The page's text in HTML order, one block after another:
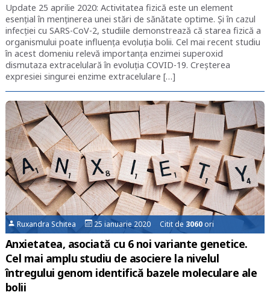
Update 25 aprilie 2020: Activitatea fizică este un element
esențial în menținerea unei stări de sănătate optime. Și în cazul
infecției cu SARS-CoV-2, studiile demonstrează că starea fizică a
organismului poate influența evoluția bolii. Cel mai recent studiu
în acest domeniu relevă importanța enzimei superoxid
dismutaza extracelulară în evoluția COVID-19. Creșterea
expresiei singurei enzime extracelulare […]
Ruxandra Schitea 25 ianuarie 2020 Citit de 3060ori
Anxietatea, asociată cu 6 noi variante genetice.
Cel mai amplu studiu de asociere la nivelul
întregului genom identifică bazele moleculare ale
bolii